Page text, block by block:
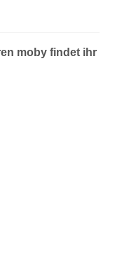
moby findet ihr